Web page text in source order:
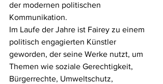
der modernen politischen
Kommunikation.
Im Laufe der Jahre ist Fairey zu einem
politisch engagierten Künstler
geworden, der seine Werke nutzt, um
Themen wie soziale Gerechtigkeit,
Bürgerrechte, Umweltschutz,